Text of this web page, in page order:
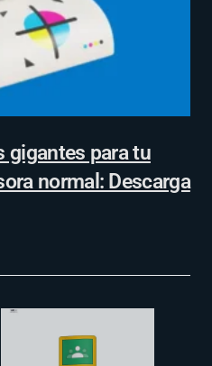
gigantes para tu
normal: Descarga